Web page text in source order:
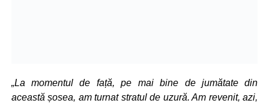
„La momentul de față, pe mai bine de jumătate din
această șosea, am turnat stratul de uzură. Am revenit, azi,